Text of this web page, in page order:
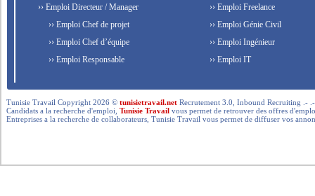
›› Emploi Directeur / Manager
›› Emploi Chef de projet
›› Emploi Chef d’équipe
›› Emploi Responsable
›› Emploi Freelance
›› Emploi Génie Civil
›› Emploi Ingénieur
›› Emploi IT
Tunisie Travail Copyright 2026 ©tunisietravail.net Recrutement 3.0, Inbound Recruiting .-
Candidats a la recherche d'emploi,Tunisie Travail vous permet de retrouver des offres
Entreprises a la recherche de collaborateurs, Tunisie Travail vous permet de diffuser vos